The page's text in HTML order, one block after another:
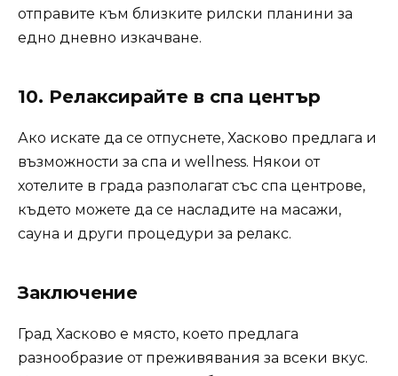
отправите към близките рилски планини за
едно дневно изкачване.
10. Релаксирайте в спа център
Ако искате да се отпуснете, Хасково предлага и
възможности за спа и wellness. Някои от
хотелите в града разполагат със спа центрове,
където можете да се насладите на масажи,
сауна и други процедури за релакс.
Заключение
Град Хасково е място, което предлага
разнообразие от преживявания за всеки вкус.